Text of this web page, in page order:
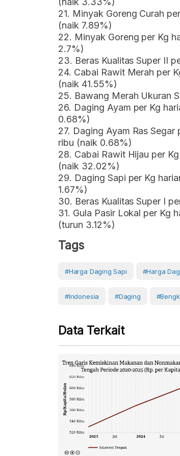
21. Minyak Goreng Curah
(naik 7.89%)
22. Minyak Goreng per Kg
2.7%)
23. Beras Kualitas Super II
24. Cabai Rawit Merah per
(naik 41.55%)
25. Bawang Merah Ukuran
26. Daging Ayam per Kg
0.68%)
27. Daging Ayam Ras
ribu (naik 0.68%)
28. Cabai Rawit Hijau per
(naik 32.02%)
29. Daging Sapi per Kg
1.67%)
30. Beras Kualitas Super I
31. Gula Pasir Lokal per Kg
(turun 3.12%)
Tags
#Harga Daging Sapi #Harga
#Indonesia #Daging
Data Terkait